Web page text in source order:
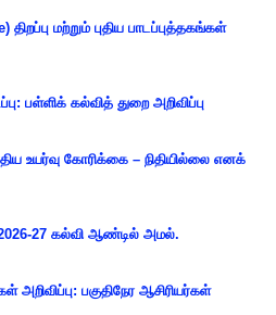
மற்றும் புதிய பாடப்புத்தகங்கள்
பள்ளிக் கல்வித் துறை அறிவிப்பு
உயர்வு கோரிக்கை – நிதியில்லை எனக்
2026-27 கல்வி ஆண்டில் அமல்.
பகுதிநேர ஆசிரியர்கள்